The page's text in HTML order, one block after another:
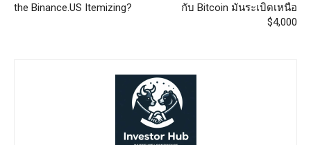
the Binance.US Itemizing?
กับ Bitcoin มันระเบิดเหนือ
$4,000